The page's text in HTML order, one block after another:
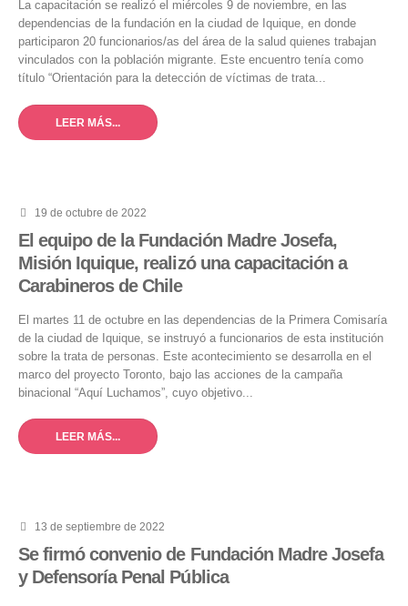
La capacitación se realizó el miércoles 9 de noviembre, en las
dependencias de la fundación en la ciudad de Iquique, en donde
participaron 20 funcionarios/as del área de la salud quienes trabajan
vinculados con la población migrante. Este encuentro tenía como
título “Orientación para la detección de víctimas de trata...
LEER MÁS...
19 de octubre de 2022
El equipo de la Fundación Madre Josefa,
Misión Iquique, realizó una capacitación a
Carabineros de Chile
El martes 11 de octubre en las dependencias de la Primera Comisaría
de la ciudad de Iquique, se instruyó a funcionarios de esta institución
sobre la trata de personas. Este acontecimiento se desarrolla en el
marco del proyecto Toronto, bajo las acciones de la campaña
binacional “Aquí Luchamos”, cuyo objetivo...
LEER MÁS...
13 de septiembre de 2022
Se firmó convenio de Fundación Madre Josefa
y Defensoría Penal Pública